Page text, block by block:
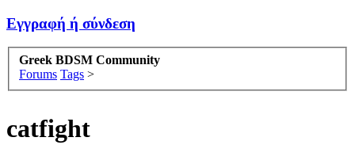
Εγγραφή ή σύνδεση
Greek BDSM Community
Forums Tags >
catfight